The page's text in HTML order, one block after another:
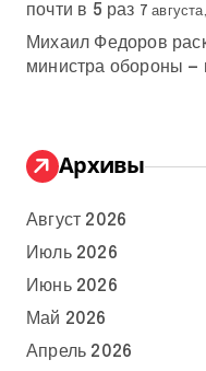
почти в 5 раз 7
Михаил Федоров
министра обороны —
Архивы
Август 2026
Июль 2026
Июнь 2026
Май 2026
Апрель 2026